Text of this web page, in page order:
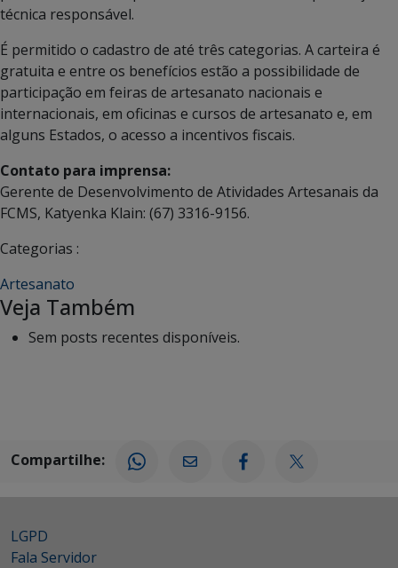
técnica responsável.
É permitido o cadastro de até três categorias. A carteira é
gratuita e entre os benefícios estão a possibilidade de
participação em feiras de artesanato nacionais e
internacionais, em oficinas e cursos de artesanato e, em
alguns Estados, o acesso a incentivos fiscais.
Contato para imprensa:
Gerente de Desenvolvimento de Atividades Artesanais da
FCMS, Katyenka Klain: (67) 3316-9156.
Categorias :
Artesanato
Veja Também
Sem posts recentes disponíveis.
Compartilhe:
LGPD
Fala Servidor